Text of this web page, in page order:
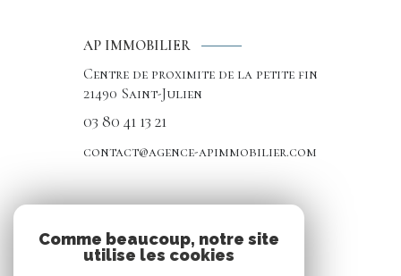
AP IMMOBILIER
Centre de proximite de la petite fin
21490 Saint-Julien
03 80 41 13 21
contact@agence-apimmobilier.com
Nous suivre
Comme beaucoup, notre site
utilise les cookies